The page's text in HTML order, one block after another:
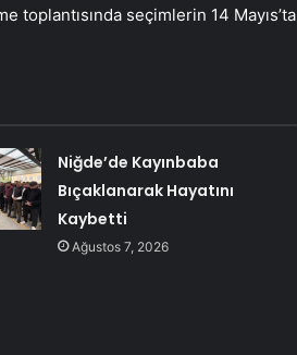
toplantısında seçimlerin 14 Mayıs’ta
Niğde’de Kayınbaba
Bıçaklanarak Hayatını
Kaybetti
Ağustos 7, 2026